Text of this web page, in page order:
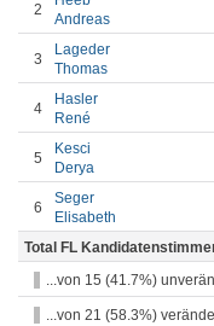
2
Andreas
3
Lageder
Thomas
4
Hasler
René
5
Kesci
Derya
6
Seger
Elisabeth
Total FL
...von 15 (41.7%)
...von 21 (58.3%)